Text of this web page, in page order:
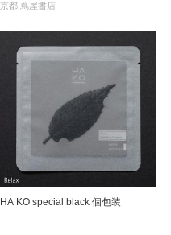
京都 蔦屋書店
HA KO special black 個包装